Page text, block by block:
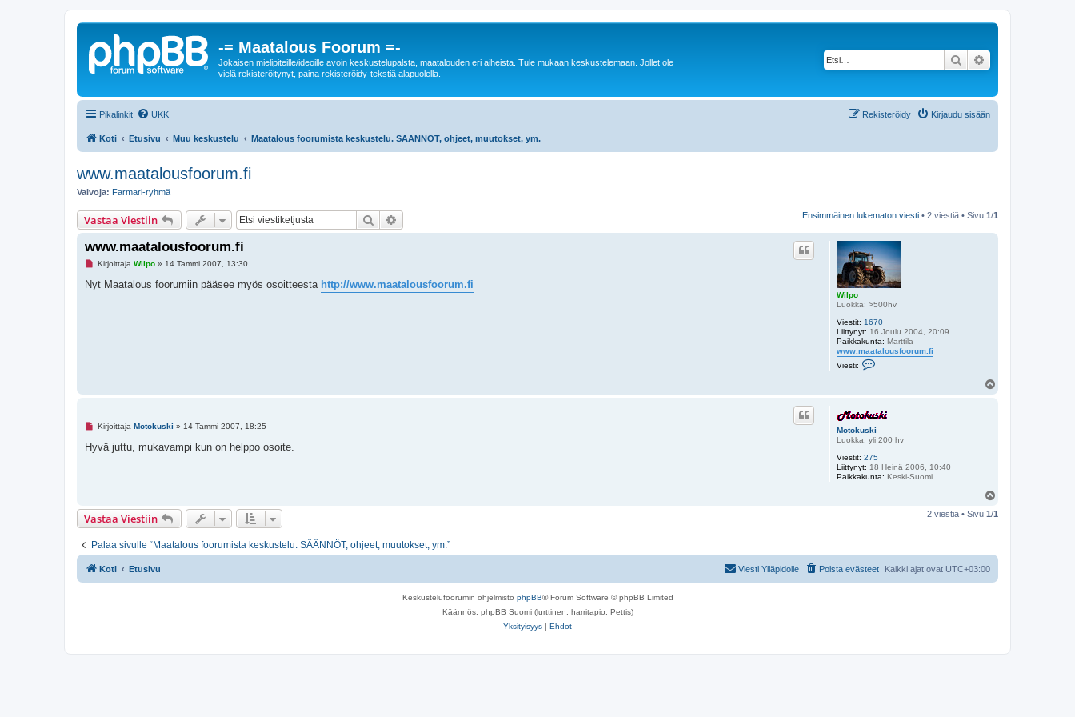
-= Maatalous Foorum =-
Jokaisen mielipiteille/ideoille avoin keskustelupalsta, maatalouden eri aiheista. Tule mukaan keskustelemaan. Jollet ole
vielä rekisteröitynyt, paina rekisteröidy-tekstiä alapuolella.
Etsi
Pikalinkit UKK Kirjaudu sisään
Rekisteröidy
Koti Etusivu Muu keskustelu Maatalous foorumista keskustelu. SÄÄNNÖT, ohjeet, muutokset, ym.
www.maatalousfoorum.fi
Valvoja: Farmari-ryhmä
Vastaa Viestiin Etsi Ensimmäinen lukematon viesti • 2 viestiä • Sivu 1/1
Wilpo
Luokka: >500hv
Viestit: 1670
Liittynyt: 16 Joulu 2004, 20:09
Paikkakunta: Marttila
www.maatalousfoorum.fi
Viesti:
W
l
o
www.maatalousfoorum.fi
L
k
e
i
Kirjoittaja Wilpo» 14 Tammi 2007, 13:30
Nyt Maatalous foorumiin pääsee myös osoitteesta http://www.maatalousfoorum.fi
Motokuski
Luokka: yli 200 hv
Viestit: 275
Liittynyt: 18 Heinä 2006, 10:40
Paikkakunta: Keski-Suomi
L
k
e
v
i
e
s
Kirjoittaja Motokuski » 14 Tammi 2007, 18:25
Hyvä juttu, mukavampi kun on helppo osoite.
ö
Vastaa Viestiin 2 viestiä • Sivu 1/1
Palaa sivulle “Maatalous foorumista keskustelu. SÄÄNNÖT, ohjeet, muutokset, ym.”
Koti Etusivu Kaikki ajat ovat UTC+03:00
Poista evästeet
Viesti Ylläpidolle
Keskustelufoorumin ohjelmisto phpBB® Forum Software © phpBB Limited
Käännös: phpBB Suomi (lurttinen, harritapio, Pettis)
Yksityisyys | Ehdot